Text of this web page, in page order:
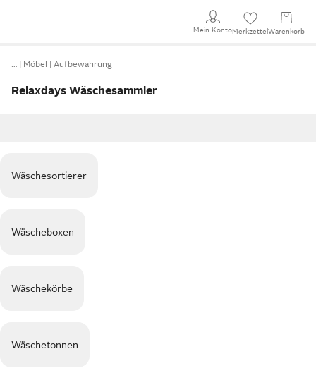
Mein KontoMerkzettel Warenkorb
… Möbel Aufbewahrung
Relaxdays Wäschesammler
Wäschesortierer
Wäscheboxen
Wäschekörbe
Wäschetonnen